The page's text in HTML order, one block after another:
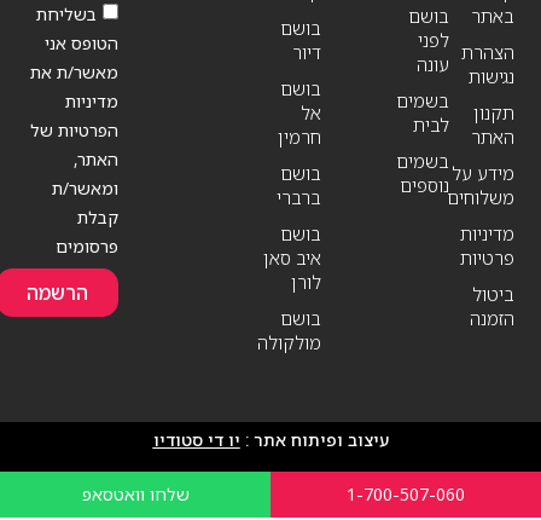
באתר
הצהרת
נגישות
תקנון
האתר
מידע על
משלוחים
מדיניות
פרטיות
ביטול
הזמנה
בושם
לפני
עונה
בשמים
לבית
בשמים
נוספים
בושם
דיור
בושם
אל
חרמין
בושם
ברברי
בושם
איב סאן
לורן
בושם
מולקולה
בשליחת
הטופס אני
מאשר/ת את
מדיניות
הפרטיות של
האתר,
ומאשר/ת
קבלת
פרסומים
הרשמה
עיצוב ופיתוח אתר : יו די סטודיו
1-700-507-060 שלחו וואטסאפ